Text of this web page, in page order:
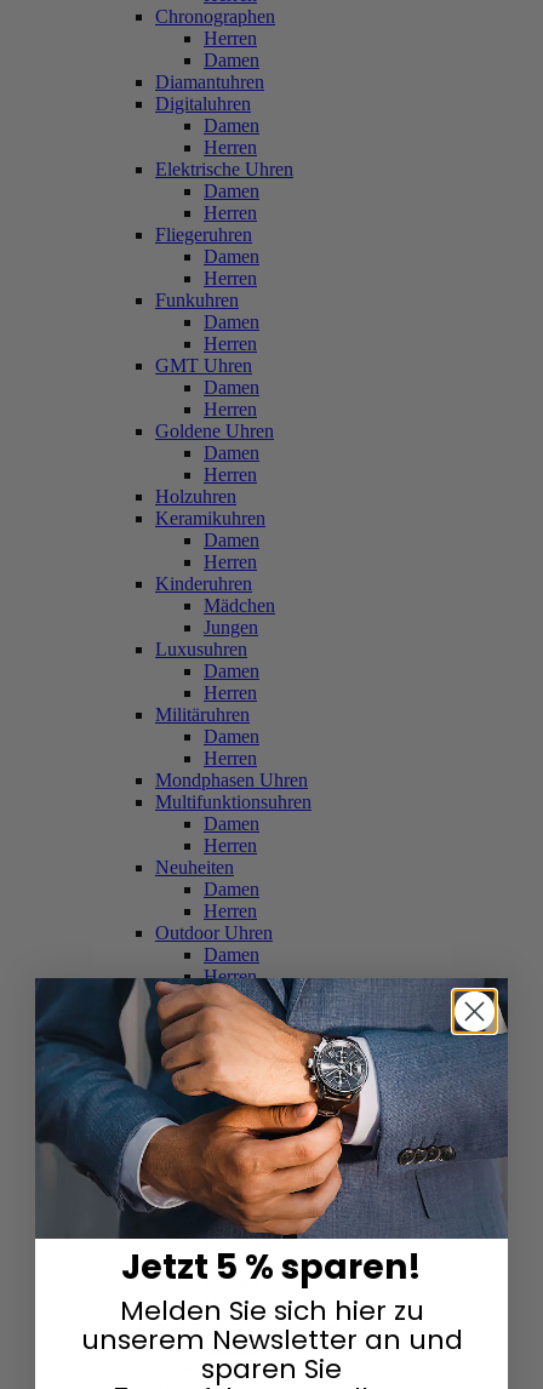
Chronographen
Herren
Damen
Diamantuhren
Digitaluhren
Damen
Herren
Elektrische Uhren
Damen
Herren
Fliegeruhren
Damen
Herren
Funkuhren
Damen
Herren
GMT Uhren
Damen
Herren
Goldene Uhren
Damen
Herren
Holzuhren
Keramikuhren
Damen
Herren
Kinderuhren
Mädchen
Jungen
Luxusuhren
Damen
Herren
Militäruhren
Damen
Herren
Mondphasen Uhren
Multifunktionsuhren
Damen
Herren
Neuheiten
Damen
Herren
Outdoor Uhren
Damen
Herren
Schweizer Uhren
Damen
Herren
Skelettuhren
Damen
Herren
Smartwatches
Damen
Herren
Solaruhren
Herren
Damen
Sportuhren
Damen
Herren
Swarovski & Edelsteine
Damen
Herren
Jetzt 5 % sparen!
Melden Sie sich hier zu
unserem Newsletter an und
sparen Sie